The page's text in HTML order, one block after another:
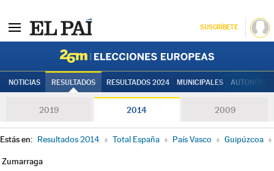
SUSCRÍBETE
NOTICIAS RESULTADOS RESULTADOS 2024 MUNICIPALES
2019 2014 2009
Estás en: Resultados 2014 » Total España » País Vasco » Guipúzcoa »
Zumarraga